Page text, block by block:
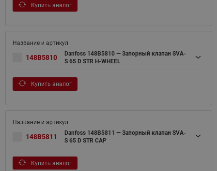
Купить аналог
148B5810
Danfoss 148B5810 — Запорный клапан SVA-
S 65 D STR H-WHEEL
Купить аналог
148B5811
Danfoss 148B5811 — Запорный клапан SVA-
S 65 D STR CAP
Купить аналог